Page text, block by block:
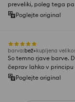
preveliki, poleg tega
Poglejte original
barva:bež kupljena
So temno rjave barve.
čeprav lahko v principu
Poglejte original